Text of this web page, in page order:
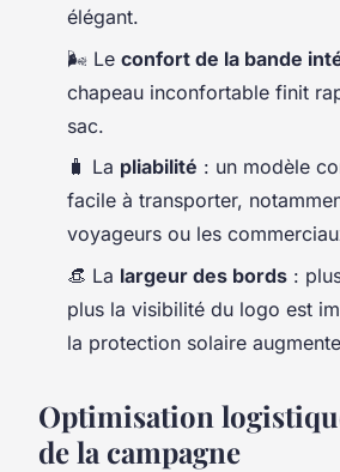
élégant.
🌬️ Le confort de la bande
chapeau inconfortable finit
sac.
🧳 La pliabilité : un modèle
facile à transporter,
voyageurs ou les
👒 La largeur des bords :
plus la visibilité du logo est
la protection solaire
Optimisation
de la campagne